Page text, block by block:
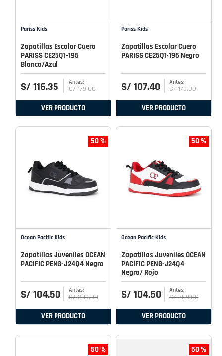
Pariss Kids
Zapatillas Escolar Cuero
PARISS CE25Q1-195
Blanco/Azul
S/ 116.35 S/ 179.00
VER PRODUCTO
Pariss Kids
Zapatillas Escolar Cuero
PARISS CE25Q1-196 Negro
S/ 107.40 S/ 179.00
VER PRODUCTO
50 %
Ocean Pacific Kids
Zapatillas Juveniles OCEAN
PACIFIC PENG-J24Q4 Negro
S/ 104.50 S/ 209.00
VER PRODUCTO
50 %
Ocean Pacific Kids
Zapatillas Juveniles OCEAN
PACIFIC PENG-J24Q4
Negro/ Rojo
S/ 104.50 S/ 209.00
VER PRODUCTO
50 % 50 %